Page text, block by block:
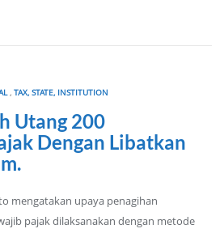
,TAX, STATE, INSTITUTION
Utang 200
Dengan Libatkan
mengatakan upaya penagihan
pajak dilaksanakan dengan metode